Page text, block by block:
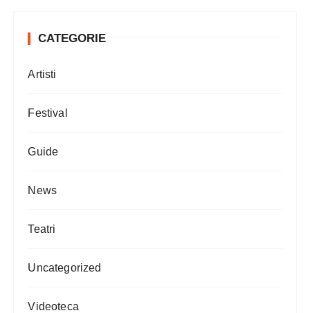
CATEGORIE
Artisti
Festival
Guide
News
Teatri
Uncategorized
Videoteca